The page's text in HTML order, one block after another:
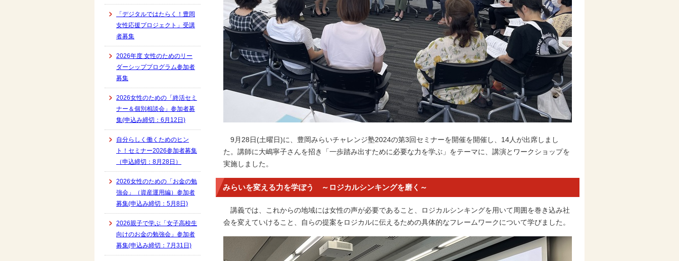
9月28日(土曜日)に、豊岡みらいチャレンジ塾2024の第3回セミナーを開催を開催し、14人が出席しまし
た。講師に大嶋寧子さんを招き「一歩踏み出すために必要な力を学ぶ」をテーマに、講演とワークショップを
実施しました。
みらいを変える力を学ぼう ～ロジカルシンキングを磨く～
講義では、これからの地域には女性の声が必要であること、ロジカルシンキングを用いて周囲を巻き込み社
会を変えていけること、自らの提案をロジカルに伝えるための具体的なフレームワークについて学びました。
「デジタルではたらく！豊岡
女性応援プロジェクト」受講
者募集
2026年度 女性のためのリー
ダーシッププログラム参加者
募集
2026女性のための「終活セミ
ナー＆個別相談会」参加者募
集(申込み締切：6月12日)
自分らしく働くためのヒン
ト！セミナー2026参加者募集
（申込締切：8月28日）
2026女性のための「お金の勉
強会」（資産運用編）参加者
募集(申込み締切：5月8日)
2026親子で学ぶ「女子高校生
向けのお金の勉強会」参加者
募集(申込み締切：7月31日)